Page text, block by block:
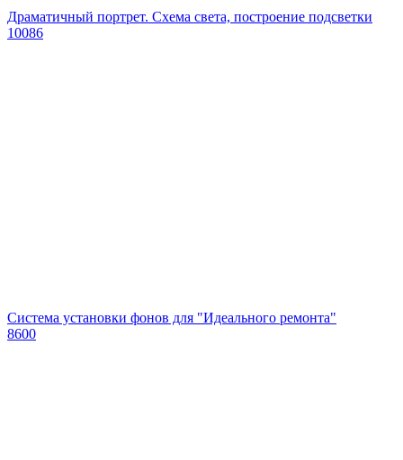
Драматичный портрет. Схема света, построение подсветки
10086
Система установки фонов для "Идеального ремонта"
8600